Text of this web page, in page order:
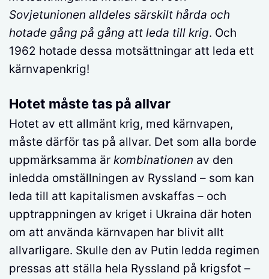
Sovjetunionen alldeles särskilt hårda och
hotade gång på gång att leda till krig. Och
1962 hotade dessa motsättningar att leda ett
kärnvapenkrig!
Hotet måste tas på allvar
Hotet av ett allmänt krig, med kärnvapen,
måste därför tas på allvar. Det som alla borde
uppmärksamma är kombinationen av den
inledda omställningen av Ryssland – som kan
leda till att kapitalismen avskaffas – och
upptrappningen av kriget i Ukraina där hoten
om att använda kärnvapen har blivit allt
allvarligare. Skulle den av Putin ledda regimen
pressas att ställa hela Ryssland på krigsfot –